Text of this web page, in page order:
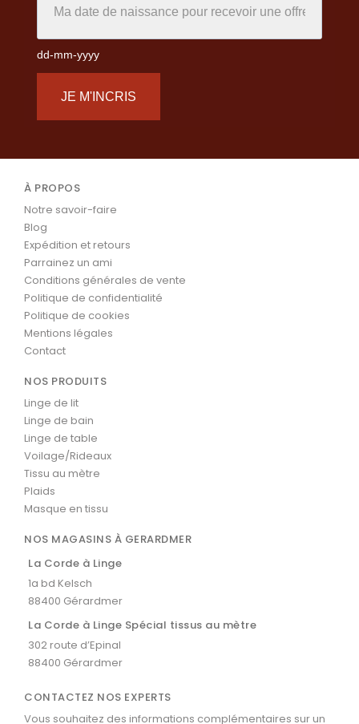
dd-mm-yyyy
JE M'INCRIS
À PROPOS
Notre savoir-faire
Blog
Expédition et retours
Parrainez un ami
Conditions générales de vente
Politique de confidentialité
Politique de cookies
Mentions légales
Contact
NOS PRODUITS
Linge de lit
Linge de bain
Linge de table
Voilage/Rideaux
Tissu au mètre
Plaids
Masque en tissu
NOS MAGASINS À GERARDMER
La Corde à Linge
1a bd Kelsch
88400 Gérardmer
La Corde à Linge Spécial tissus au mètre
302 route d’Epinal
88400 Gérardmer
CONTACTEZ NOS EXPERTS
Vous souhaitez des informations complémentaires sur un